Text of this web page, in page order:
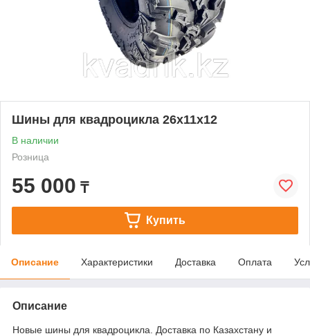
Шины для квадроцикла 26x11x12
В наличии
Розница
55 000 ₸
Купить
Описание Характеристики Доставка Оплата
Описание
Новые шины для квадроцикла. Доставка по Казахстану и